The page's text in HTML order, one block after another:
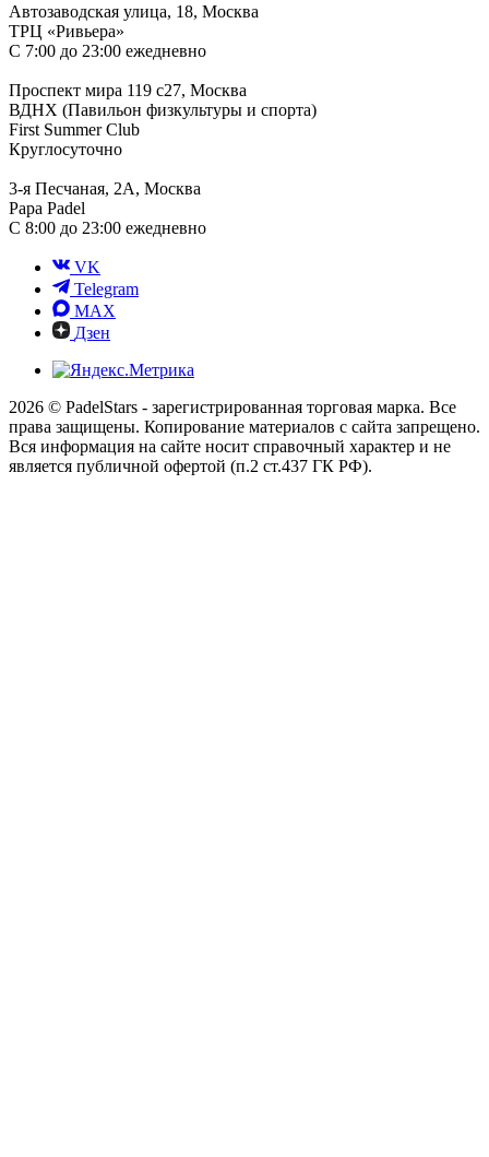
Автозаводская улица, 18, Москва
ТРЦ «Ривьера»
С 7:00 до 23:00 ежедневно
Проспект мира 119 с27, Москва
ВДНХ (Павильон физкультуры и спорта)
First Summer Club
Круглосуточно
3-я Песчаная, 2А, Москва
Papa Padel
С 8:00 до 23:00 ежедневно
VK
Telegram
MAX
Дзен
2026 © PadelStars - зарегистрированная торговая марка. Все
права защищены. Копирование материалов с сайта запрещено.
Вся информация на сайте носит справочный характер и не
является публичной офертой (п.2 ст.437 ГК РФ).